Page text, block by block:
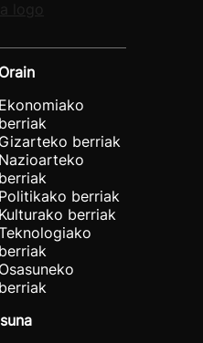
Orain
Ekonomiako
berriak
Gizarteko berriak
Nazioarteko
berriak
Politikako berriak
Kulturako berriak
berriak
Osasuneko
berriak